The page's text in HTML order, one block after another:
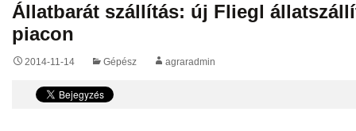
Állatbarát szállítás: új Fliegl
piacon
2014-11-14 Gépész agraradmin